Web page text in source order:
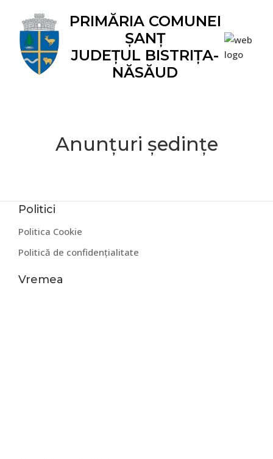
primary
navigation
main
content
primary
sidebar
secondary
sidebar
footer
PRIMĂRIA COMUNEI
ȘANȚ
JUDEȚUL BISTRIȚA-
NĂSĂUD
Politici
Politica Cookie
Politică de confidențialitate
Vremea
Anunțuri ședințe